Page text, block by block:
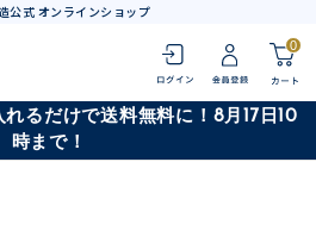
公式 オンラインショップ
0
るだけで送料無料に！8月17日10
時まで！